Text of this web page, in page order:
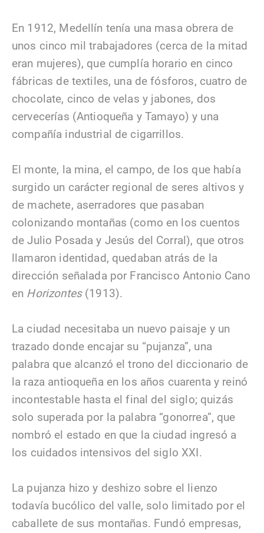
En 1912, Medellín tenía una masa obrera de
unos cinco mil trabajadores (cerca de la mitad
eran mujeres), que cumplía horario en cinco
fábricas de textiles, una de fósforos, cuatro de
chocolate, cinco de velas y jabones, dos
cervecerías (Antioqueña y Tamayo) y una
compañía industrial de cigarrillos.
El monte, la mina, el campo, de los que había
surgido un carácter regional de seres altivos y
de machete, aserradores que pasaban
colonizando montañas (como en los cuentos
de Julio Posada y Jesús del Corral), que otros
llamaron identidad, quedaban atrás de la
dirección señalada por Francisco Antonio Cano
en Horizontes(1913).
La ciudad necesitaba un nuevo paisaje y un
trazado donde encajar su “pujanza”, una
palabra que alcanzó el trono del diccionario de
la raza antioqueña en los años cuarenta y reinó
incontestable hasta el final del siglo; quizás
solo superada por la palabra “gonorrea”, que
nombró el estado en que la ciudad ingresó a
los cuidados intensivos del siglo XXI.
La pujanza hizo y deshizo sobre el lienzo
todavía bucólico del valle, solo limitado por el
caballete de sus montañas. Fundó empresas,